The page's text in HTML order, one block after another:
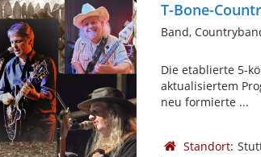
T-Bone-
Band,
Die etablierte 5-
aktualisiertem
neu formierte ...
Standort: